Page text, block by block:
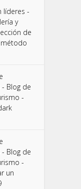
líderes -
y
de
Blog de
-
Blog de
-
un